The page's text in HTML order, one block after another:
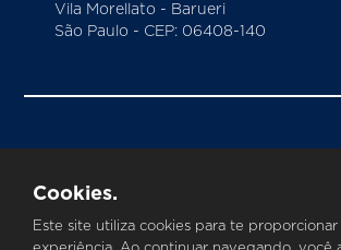
Vila Morellato - Barueri
São Paulo - CEP: 06408-140
CARBOFLUOR INDUSTRIA E
E POLIMEROS LTDA.
Cookies.
Este site utiliza cookies para te